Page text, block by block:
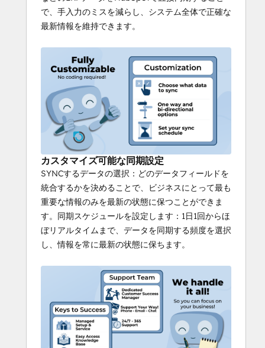
500（Line）、Sage 1000、Sage Intacct、
SageEnterprise Management（Sage X3）、
Sage Businessの全バージョンに対応してい
ます。
で、手入力のミスを減らし、システム全体で正確な
最新情報を維持できます。
カスタマイズ可能な同期設定
SYNCするデータの選択：どのデータフィールドを
統合するかを決めることで、ビジネスにとって最も
重要な情報のみを最新の状態に保つことができま
す。同期スケジュールを設定します：1日1回からほ
ぼリアルタイムまで、データを同期する頻度を選択
し、情報を常に最新の状態に保ちます。